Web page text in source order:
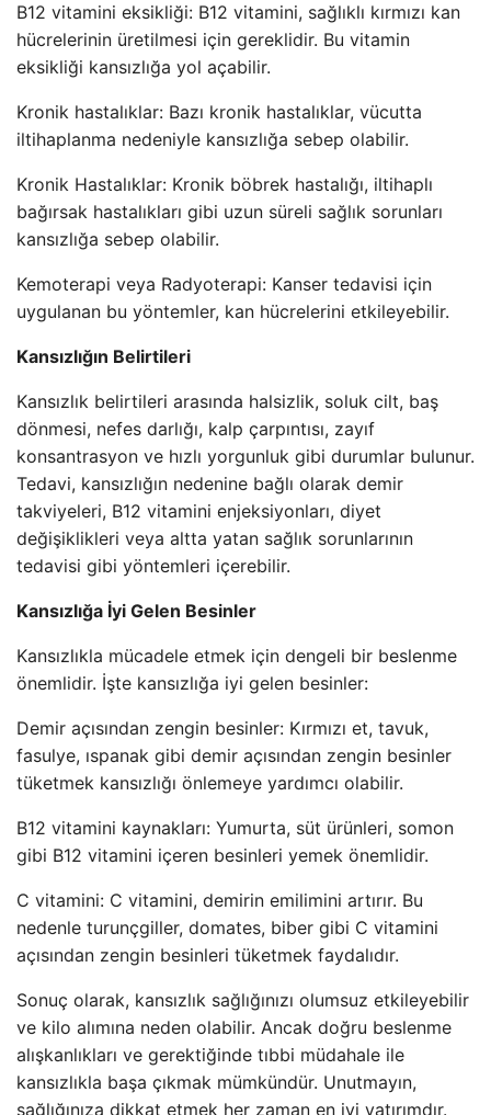
B12 vitamini eksikliği: B12 vitamini, sağlıklı kırmızı kan
hücrelerinin üretilmesi için gereklidir. Bu vitamin
eksikliği kansızlığa yol açabilir.
Kronik hastalıklar: Bazı kronik hastalıklar, vücutta
iltihaplanma nedeniyle kansızlığa sebep olabilir.
Kronik Hastalıklar: Kronik böbrek hastalığı, iltihaplı
bağırsak hastalıkları gibi uzun süreli sağlık sorunları
kansızlığa sebep olabilir.
Kemoterapi veya Radyoterapi: Kanser tedavisi için
uygulanan bu yöntemler, kan hücrelerini etkileyebilir.
Kansızlığın Belirtileri
Kansızlık belirtileri arasında halsizlik, soluk cilt, baş
dönmesi, nefes darlığı, kalp çarpıntısı, zayıf
konsantrasyon ve hızlı yorgunluk gibi durumlar bulunur.
Tedavi, kansızlığın nedenine bağlı olarak demir
takviyeleri, B12 vitamini enjeksiyonları, diyet
değişiklikleri veya altta yatan sağlık sorunlarının
tedavisi gibi yöntemleri içerebilir.
Kansızlığa İyi Gelen Besinler
Kansızlıkla mücadele etmek için dengeli bir beslenme
önemlidir. İşte kansızlığa iyi gelen besinler:
Demir açısından zengin besinler: Kırmızı et, tavuk,
fasulye, ıspanak gibi demir açısından zengin besinler
tüketmek kansızlığı önlemeye yardımcı olabilir.
B12 vitamini kaynakları: Yumurta, süt ürünleri, somon
gibi B12 vitamini içeren besinleri yemek önemlidir.
C vitamini: C vitamini, demirin emilimini artırır. Bu
nedenle turunçgiller, domates, biber gibi C vitamini
açısından zengin besinleri tüketmek faydalıdır.
Sonuç olarak, kansızlık sağlığınızı olumsuz etkileyebilir
ve kilo alımına neden olabilir. Ancak doğru beslenme
alışkanlıkları ve gerektiğinde tıbbi müdahale ile
kansızlıkla başa çıkmak mümkündür. Unutmayın,
sağlığınıza dikkat etmek her zaman en iyi yatırımdır.